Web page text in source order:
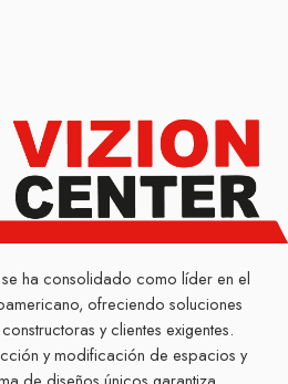
ha consolidado como líder en el
ofreciendo soluciones
y clientes exigentes.
y modificación de espacios y